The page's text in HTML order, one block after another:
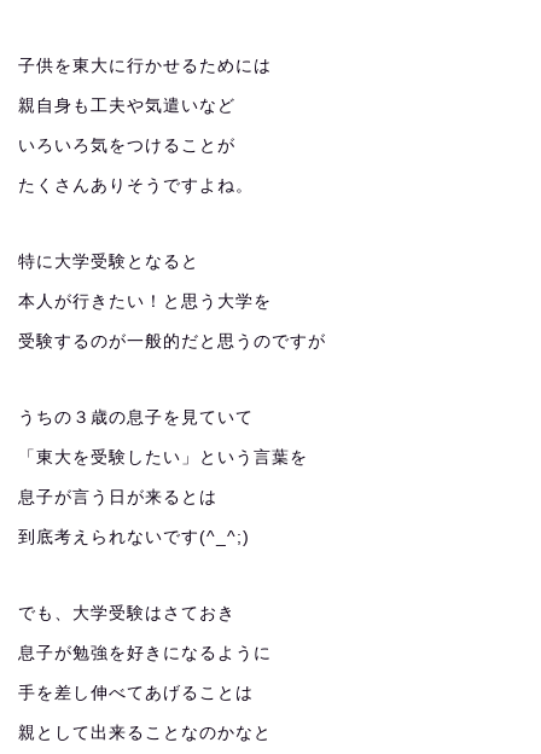
子供を東大に行かせるためには
親自身も工夫や気遣いなど
いろいろ気をつけることが
たくさんありそうですよね。
特に大学受験となると
本人が行きたい！と思う大学を
受験するのが一般的だと思うのですが
うちの３歳の息子を見ていて
「東大を受験したい」という言葉を
息子が言う日が来るとは
到底考えられないです(^_^;)
でも、大学受験はさておき
息子が勉強を好きになるように
手を差し伸べてあげることは
親として出来ることなのかなと